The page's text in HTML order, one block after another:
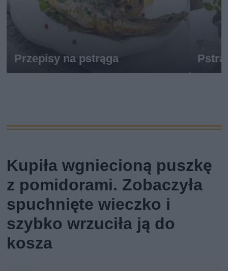
Przepisy na pstrąga
Kupiła wgniecioną puszkę
z pomidorami. Zobaczyła
spuchnięte wieczko i
szybko wrzuciła ją do
kosza